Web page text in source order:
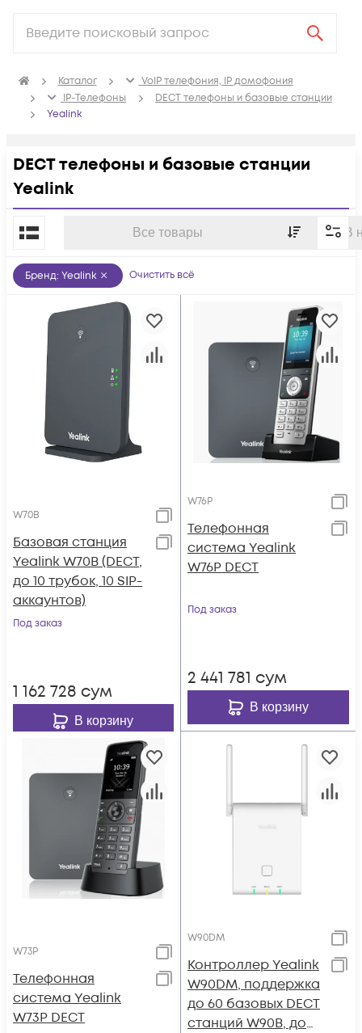
Каталог
VoIP телефония, IP домофония
IP-Телефоны
DECT телефоны и базовые станции
Yealink
DECT телефоны и базовые станции
Yealink
Все товары В
По популярности
Бренд: Yealink Очистить всё
W70B
Базовая станция
Yealink W70B (DECT,
до 10 трубок, 10 SIP-
аккаунтов)
Под заказ
1 162 728 сум
В корзину
W76P
Телефонная
система Yealink
W76P DECT
Под заказ
2 441 781 сум
В корзину
W73P
Телефонная
система Yealink
W73P DECT
W90DM
Контроллер Yealink
W90DM, поддержка
до 60 базовых DECT
станций W90B, до